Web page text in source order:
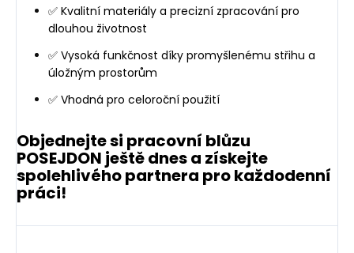
✅ Kvalitní materiály a precizní zpracování pro
dlouhou životnost
✅ Vysoká funkčnost díky promyšlenému střihu a
úložným prostorům
✅ Vhodná pro celoroční použití
Objednejte si pracovní blůzu
POSEJDON ještě dnes a získejte
spolehlivého partnera pro každodenní
práci!